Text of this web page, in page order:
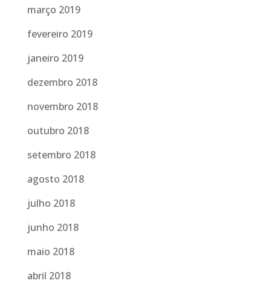
março 2019
fevereiro 2019
janeiro 2019
dezembro 2018
novembro 2018
outubro 2018
setembro 2018
agosto 2018
julho 2018
junho 2018
maio 2018
abril 2018